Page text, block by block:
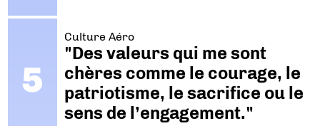
Culture Aéro
"Des valeurs qui me sont
chères comme le courage, le
patriotisme, le sacrifice ou le
sens de l’engagement."